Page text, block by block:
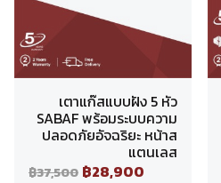
เตาแก๊สแบบฝัง 5 หัว
SABAF พร้อมระบบความ
ปลอดภัยอัจฉริยะ หน้าส
แตนเลส
฿37,500 ฿28,900